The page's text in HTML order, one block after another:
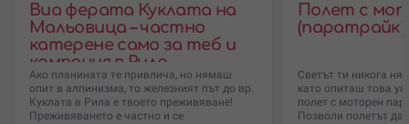
Виа ферата Куклата на
Мальовица – частно
катерене само за теб и
компания в Рила
Ако планината те привлича, но нямаш
опит в алпинизма, то железният път до вр.
Куклата в Рила е твоето преживяване!
Преживяването е частно и се
Полет с
(паратрайк)
Светът ти никога
като опиташ това
полет с моторен
Позволи полетът да